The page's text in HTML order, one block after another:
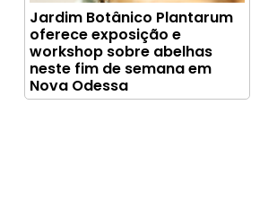
Jardim Botânico Plantarum
oferece exposição e
workshop sobre abelhas
neste fim de semana em
Nova Odessa